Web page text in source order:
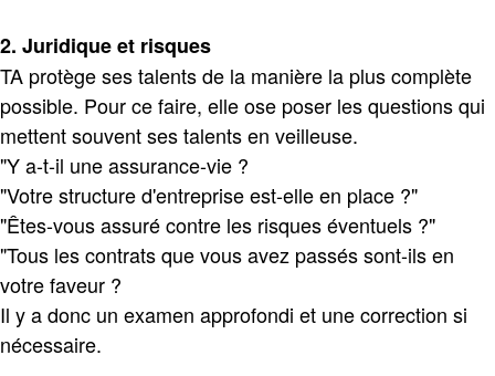
2. Juridique et risques
TA protège ses talents de la manière la plus complète
possible. Pour ce faire, elle ose poser les questions qui
mettent souvent ses talents en veilleuse.
"Y a-t-il une assurance-vie ?
"Votre structure d'entreprise est-elle en place ?"
"Êtes-vous assuré contre les risques éventuels ?"
"Tous les contrats que vous avez passés sont-ils en
votre faveur ?
Il y a donc un examen approfondi et une correction si
nécessaire.